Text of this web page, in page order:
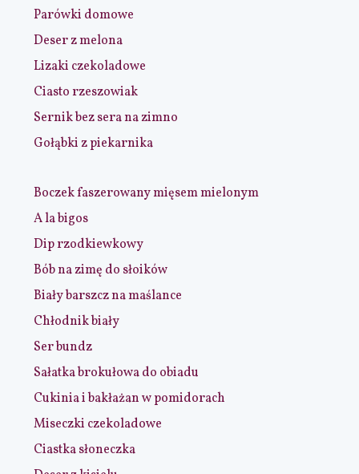
Parówki domowe
Deser z melona
Lizaki czekoladowe
Ciasto rzeszowiak
Sernik bez sera na zimno
Gołąbki z piekarnika
Boczek faszerowany mięsem mielonym
A la bigos
Dip rzodkiewkowy
Bób na zimę do słoików
Biały barszcz na maślance
Chłodnik biały
Ser bundz
Sałatka brokułowa do obiadu
Cukinia i bakłażan w pomidorach
Miseczki czekoladowe
Ciastka słoneczka